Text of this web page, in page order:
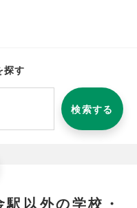
探す
検索する
以外の学校・